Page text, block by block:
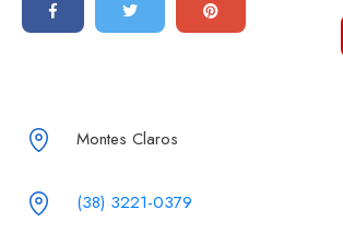
Montes Claros
(38) 3221-0379